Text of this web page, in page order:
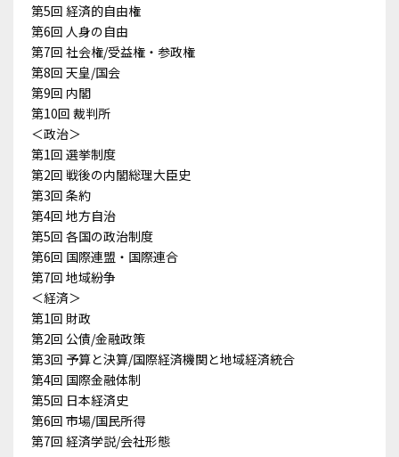
第5回 経済的自由権
第6回 人身の自由
第7回 社会権/受益権・参政権
第8回 天皇/国会
第9回 内閣
第10回 裁判所
＜政治＞
第1回 選挙制度
第2回 戦後の内閣総理大臣史
第3回 条約
第4回 地方自治
第5回 各国の政治制度
第6回 国際連盟・国際連合
第7回 地域紛争
＜経済＞
第1回 財政
第2回 公債/金融政策
第3回 予算と決算/国際経済機関と地域経済統合
第4回 国際金融体制
第5回 日本経済史
第6回 市場/国民所得
第7回 経済学説/会社形態